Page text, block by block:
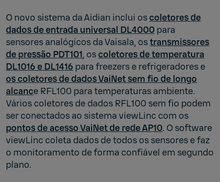
O novo sistema da Aidian inclui oscoletores de
dados de entrada universal DL4000 para
sensores analógicos da Vaisala, ostransmissores
de pressão PDT101, oscoletores de temperatura
DL1016 e DL1416 para freezers e refrigeradores e
os coletores de dados VaiNet sem fio de longo
alcance RFL100 para temperaturas ambiente.
Vários coletores de dados RFL100 sem fio podem
ser conectados ao sistema viewLinc com os
pontos de acesso VaiNet de rede AP10. O software
viewLinc coleta dados de todos os sensores e faz
o monitoramento de forma confiável em segundo
plano.